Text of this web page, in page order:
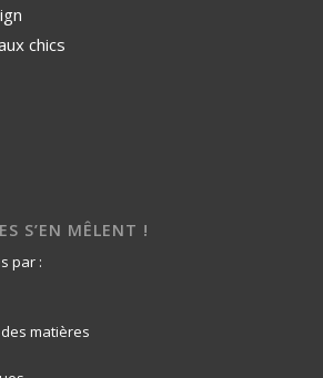
chics
S’EN MÊLENT !
par :
matières